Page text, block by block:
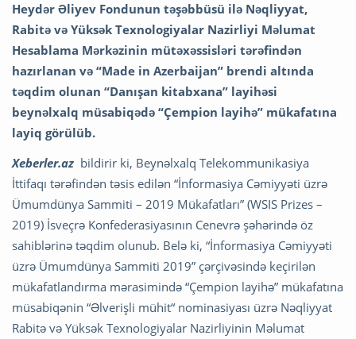
Heydər Əliyev Fondunun təşəbbüsü ilə Nəqliyyat,
Rabitə və Yüksək Texnologiyalar Nazirliyi Məlumat
Hesablama Mərkəzinin mütəxəssisləri tərəfindən
hazırlanan və “Made in Azerbaijan” brendi altında
təqdim olunan “Danışan kitabxana” layihəsi
beynəlxalq müsabiqədə “Çempion layihə” mükafatına
layiq görülüb.
Xeberler.az bildirir ki, Beynəlxalq Telekommunikasiya
İttifaqı tərəfindən təsis edilən “İnformasiya Cəmiyyəti üzrə
Ümumdünya Sammiti – 2019 Mükafatları” (WSIS Prizes –
2019) İsveçrə Konfederasiyasının Cenevrə şəhərində öz
sahiblərinə təqdim olunub. Belə ki, “İnformasiya Cəmiyyəti
üzrə Ümumdünya Sammiti 2019” çərçivəsində keçirilən
mükafatlandırma mərasimində “Çempion layihə” mükafatına
müsabiqənin “Əlverişli mühit“ nominasiyası üzrə Nəqliyyat
Rabitə və Yüksək Texnologiyalar Nazirliyinin Məlumat